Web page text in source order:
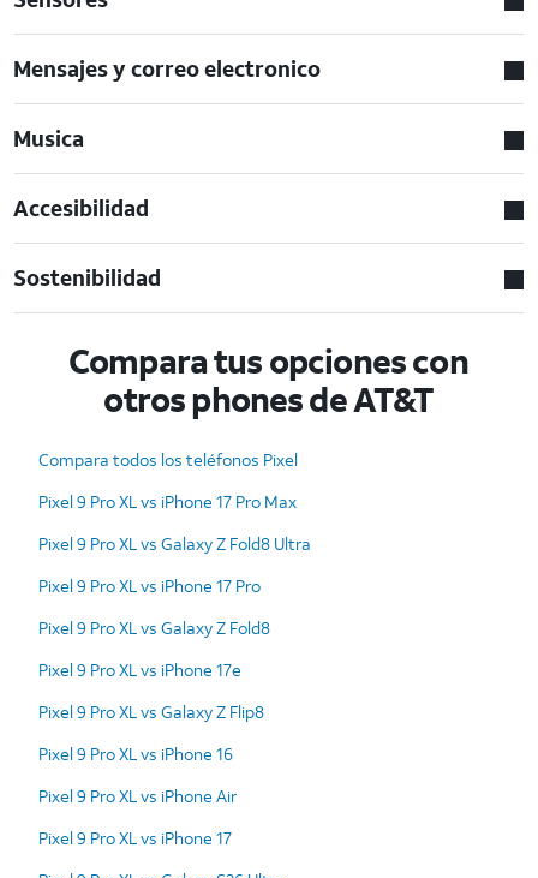
Mensajes y correo electronico
Musica
Accesibilidad
Sostenibilidad
Compara tus opciones con
otros phones de AT&T
Compara todos los teléfonos Pixel
Pixel 9 Pro XL vs iPhone 17 Pro Max
Pixel 9 Pro XL vs Galaxy Z Fold8 Ultra
Pixel 9 Pro XL vs iPhone 17 Pro
Pixel 9 Pro XL vs Galaxy Z Fold8
Pixel 9 Pro XL vs iPhone 17e
Pixel 9 Pro XL vs Galaxy Z Flip8
Pixel 9 Pro XL vs iPhone 16
Pixel 9 Pro XL vs iPhone Air
Pixel 9 Pro XL vs iPhone 17